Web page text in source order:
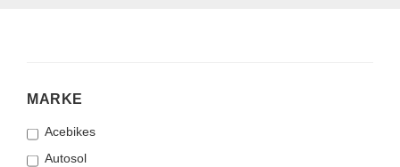
MARKE
MARKE
Acebikes
Autosol